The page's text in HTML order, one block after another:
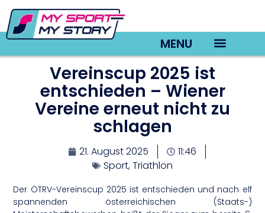
MENU
Vereinscup 2025 ist
entschieden – Wiener
Vereine erneut nicht zu
schlagen
21. August 2025
11:46
Sport,Triathlon
Der ÖTRV-Vereinscup 2025 ist entschieden und nach elf
spannenden österreichischen (Staats-)